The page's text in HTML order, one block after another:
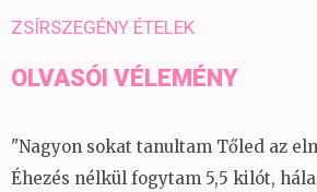
ZSÍRSZEGÉNY ÉTELEK
OLVASÓI VÉLEMÉNY
"Nagyon sokat tanultam Tőled az
Éhezés nélkül fogytam 5,5 kilót,